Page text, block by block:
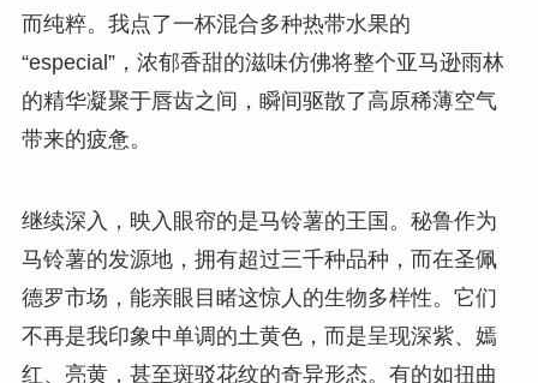
而纯粹。我点了一杯混合多种热带水果的
“especial”，浓郁香甜的滋味仿佛将整个亚马逊雨林
的精华凝聚于唇齿之间，瞬间驱散了高原稀薄空气
带来的疲惫。
继续深入，映入眼帘的是马铃薯的王国。秘鲁作为
马铃薯的发源地，拥有超过三千种品种，而在圣佩
德罗市场，能亲眼目睹这惊人的生物多样性。它们
不再是我印象中单调的土黄色，而是呈现深紫、嫣
红、亮黄，甚至斑驳花纹的奇异形态。有的如扭曲